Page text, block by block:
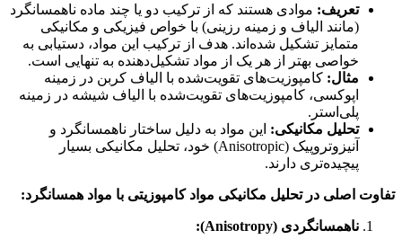
تعریف: موادی هستند که از ترکیب دو یا چند ماده ناهمسانگرد
(مانند الیاف و زمینه رزینی) با خواص فیزیکی و مکانیکی
متمایز تشکیل شده‌اند. هدف از ترکیب این مواد، دستیابی به
خواصی بهتر از هر یک از مواد تشکیل‌دهنده به تنهایی است.
مثال: کامپوزیت‌های تقویت‌شده با الیاف کربن در زمینه
اپوکسی، کامپوزیت‌های تقویت‌شده با الیاف شیشه در زمینه
پلی‌استر.
تحلیل مکانیکی: این مواد به دلیل ساختار ناهمسانگرد و
آنیزوتروپیک (Anisotropic) خود، تحلیل مکانیکی بسیار
پیچیده‌تری دارند.
تفاوت اصلی در تحلیل مکانیکی مواد کامپوزیتی با مواد همسانگرد:
ناهمسانگردی (Anisotropy):